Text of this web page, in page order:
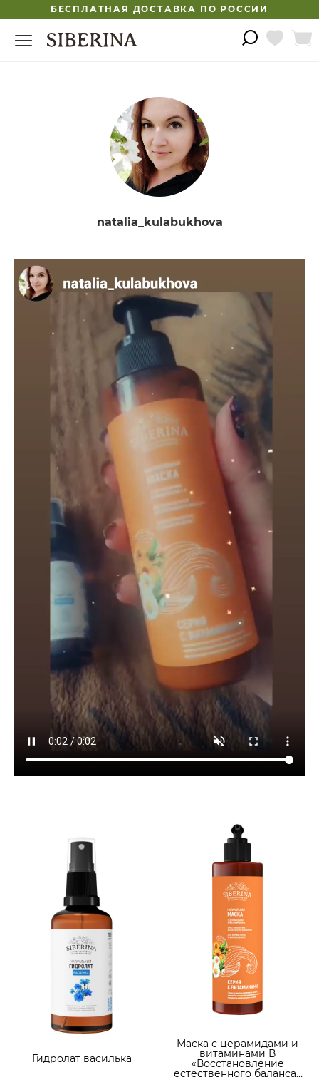
БЕСПЛАТНАЯ ДОСТАВКА ПО РОССИИ
natalia_kulabukhova
Гидролат василька
Маска с церамидами и
витаминами В
«Восстановление
естественного баланса»